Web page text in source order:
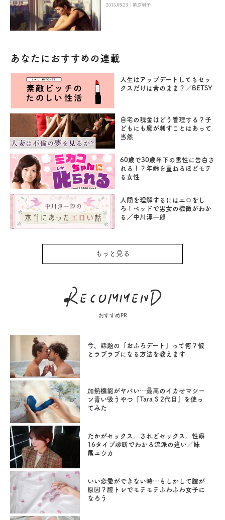
2015.09.23 |紫原明子
あなたにおすすめの連載
人生はアップデートしてもセッ
クスだけは昔のまま？／BETSY
自宅の現金はどう管理する？子
どもにも魔が刺すことはあって
当然
60歳で30歳年下の男性に告白さ
れる！？年齢を重ねるほどモテ
る女性
人間を理解するにはエロをし
ろ！ベッドで男女の機微がわか
る／中川淳一郎
もっと見る
おすすめPR
今、話題の「おふろデート」って何？彼
とラブラブになる方法を教えます
加熱機能がヤバい…最高のイカせマシー
ン青い吸うやつ『Tara S 2代目』を使っ
てみた
たかがセックス。されどセックス。性癖
16タイプ診断でわかる流派の違い／妹
尾ユウカ
いい恋愛ができない時…もしかして膣が
原因？膣トレでモテモテふわふわ女子に
なろう